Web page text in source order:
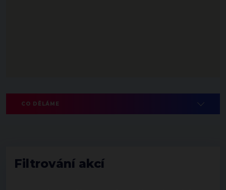
CO DĚLÁME
Filtrování akcí